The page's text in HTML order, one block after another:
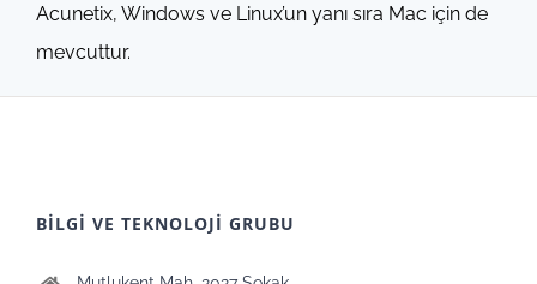
Acunetix, Windows ve Linux’un yanı sıra Mac için de
mevcuttur.
BİLGİ VE TEKNOLOJİ GRUBU